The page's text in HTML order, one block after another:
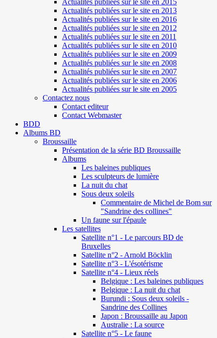
Actualités publiées sur le site en 2013
Actualités publiées sur le site en 2016
Actualités publiées sur le site en 2012
Actualités publiées sur le site en 2011
Actualités publiées sur le site en 2010
Actualités publiées sur le site en 2009
Actualités publiées sur le site en 2008
Actualités publiées sur le site en 2007
Actualités publiées sur le site en 2006
Actualités publiées sur le site en 2005
Contactez nous
Contact editeur
Contact Webmaster
BDD
Albums BD
Broussaille
Présentation de la série BD Broussaille
Albums
Les baleines publiques
Les sculpteurs de lumière
La nuit du chat
Sous deux soleils
Commentaire de Michel de Bom sur
"Sandrine des collines"
Un faune sur l'épaule
Les satellites
Satellite n°1 - Le parcours BD de
Bruxelles
Satellite n°2 - Arnold Böcklin
Satellite n°3 - L'ésotérisme
Satellite n°4 - Lieux réels
Belgique : Les baleines publiques
Belgique : La nuit du chat
Burundi : Sous deux soleils -
Sandrine des Collines
Japon : Broussaille au Japon
Australie : La source
Satellite n°5 - Le faune